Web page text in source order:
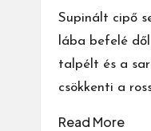
by
Supinált cipő
lába befelé
talpélt és a
csökkenti a
Read More